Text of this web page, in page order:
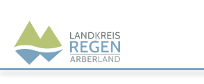
Landkreis
Regen